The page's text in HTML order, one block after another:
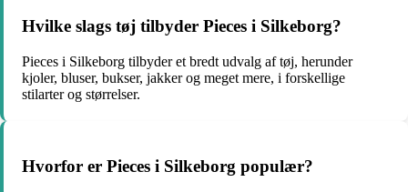
Hvilke slags tøj tilbyder Pieces i Silkeborg?
Pieces i Silkeborg tilbyder et bredt udvalg af tøj, herunder
kjoler, bluser, bukser, jakker og meget mere, i forskellige
stilarter og størrelser.
Hvorfor er Pieces i Silkeborg populær?